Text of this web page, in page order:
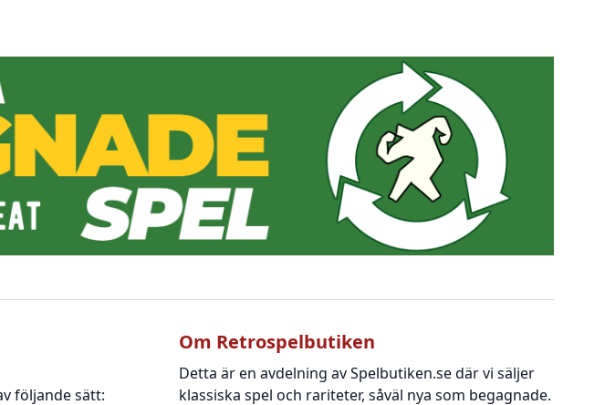
följande sätt:
Om Retrospelbutiken
Detta är en avdelning av Spelbutiken.se där vi säljer
klassiska spel och rariteter, såväl nya som begagnade.